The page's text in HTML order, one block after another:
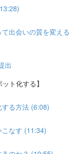
出会いの質を変える
出
ト化する】
る方法 (6:08)
なす (11:34)